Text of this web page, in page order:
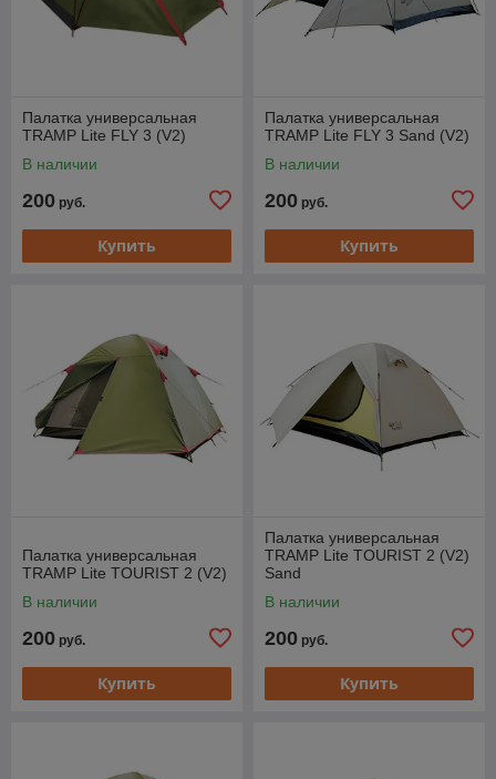
Палатка универсальная
TRAMP Lite FLY 3 (V2)
В наличии
200 руб.
Купить
Палатка универсальная
TRAMP Lite FLY 3 Sand (V2)
В наличии
200 руб.
Купить
Палатка универсальная
TRAMP Lite TOURIST 2 (V2)
В наличии
200 руб.
Купить
Палатка универсальная
TRAMP Lite TOURIST 2 (V2)
Sand
В наличии
200 руб.
Купить